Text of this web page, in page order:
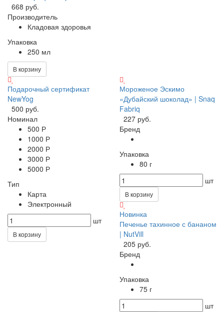
668 руб.
Производитель
Кладовая здоровья
Упаковка
250 мл
В корзину
Подарочный сертификат
NewYog
500 руб.
Номинал
500 Р
1000 Р
2000 Р
3000 Р
5000 Р
Тип
Карта
Электронный
шт
В корзину
Мороженое Эскимо
«Дубайский шоколад» | Snaq
Fabriq
227 руб.
Бренд
Упаковка
80 г
шт
В корзину
Новинка
Печенье тахинное с бананом
| NutVill
205 руб.
Бренд
Упаковка
75 г
шт